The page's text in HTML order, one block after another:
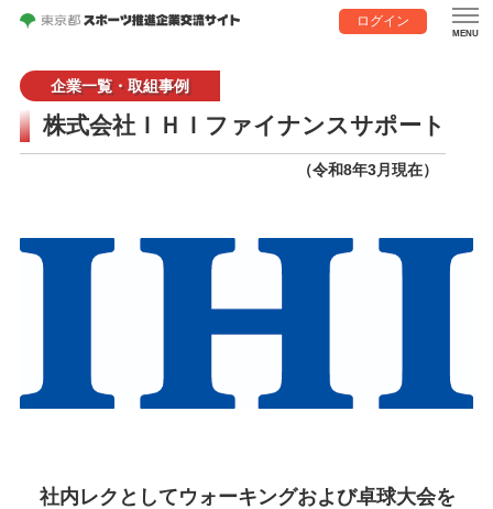
ログイン
企業一覧・取組事例
株式会社ＩＨＩファイナンスサポート
（令和8年3月現在）
社内レクとしてウォーキングおよび卓球大会を